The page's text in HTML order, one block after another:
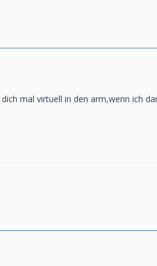
mal virtuell in den arm,wenn ich